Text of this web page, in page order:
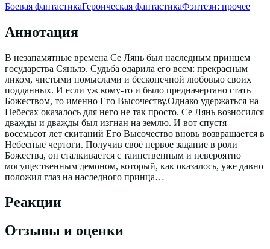
Боевая фантастикаГероическая фантастикаФэнтези: прочее
Аннотация
В незапамятные времена Се Лянь был наследным принцем
государства Сяньлэ. Судьба одарила его всем: прекрасным
ликом, чистыми помыслами и бесконечной любовью своих
подданных. И если уж кому-то и было предначертано стать
Божеством, то именно Его Высочеству.Однако удержаться на
Небесах оказалось для него не так просто. Се Лянь возносился
дважды и дважды был изгнан на землю. И вот спустя
восемьсот лет скитаний Его Высочество вновь возвращается в
Небесные чертоги. Получив своё первое задание в роли
Божества, он сталкивается с таинственным и невероятно
могущественным демоном, который, как оказалось, уже давно
положил глаз на наследного принца…
Реакции
Отзывы и оценки